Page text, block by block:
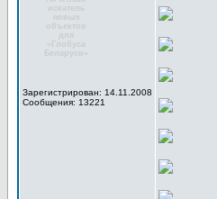
искатель
новых
объектов
для
«Глобуса
Беларуси»
Зарегистрирован: 14.11.2008
Сообщения: 13221